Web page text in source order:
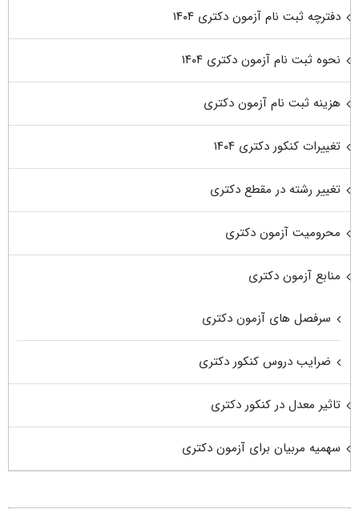
دفترچه ثبت نام آزمون دکتری ۱۴۰۴
نحوه ثبت نام آزمون دکتری ۱۴۰۴
هزینه ثبت نام آزمون دکتری
تغییرات کنکور دکتری ۱۴۰۴
تغییر رشته در مقطع دکتری
محرومیت آزمون دکتری
منابع آزمون دکتری
سرفصل های آزمون دکتری
ضرایب دروس کنکور دکتری
تاثیر معدل در کنکور دکتری
سهمیه مربیان برای آزمون دکتری